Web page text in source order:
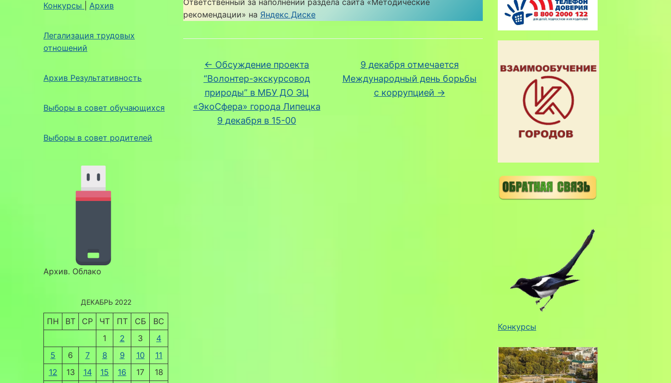
Конкурсы Архив
Легализация трудовых
отношений
Архив Результативность
Выборы в совет обучающихся
Выборы в совет родителей
Архив. Облако
ДЕКАБРЬ 2022
ПН ВТ СР ЧТ ПТ СБ
ВС
1
2 3
4
5
6 7 8 9 10
11
12
13 14 15 16 17
18
рекомендации» на Яндекс Диске
← Обсуждение проекта
“Волонтер-экскурсовод
природы” в МБУ ДО ЭЦ
«ЭкоСфера» города Липецка
9 декабря в 15-00
9 декабря отмечается
Международный день борьбы
с коррупцией →
Конкурсы